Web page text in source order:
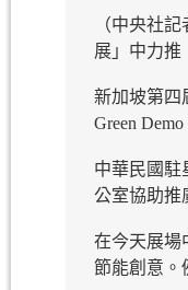
（中央社
展」中力推
新加坡第四
Green Demo
中華民國駐
公室協助推
在今天展場
節能創意。